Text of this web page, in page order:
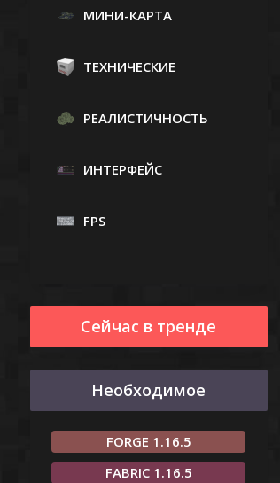
МИНИ-КАРТА
ТЕХНИЧЕСКИЕ
РЕАЛИСТИЧНОСТЬ
ИНТЕРФЕЙС
FPS
Сейчас в тренде
Необходимое
FORGE 1.16.5
FABRIC 1.16.5